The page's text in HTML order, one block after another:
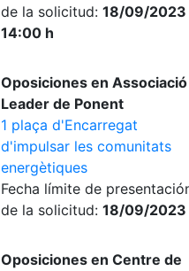
de la solicitud: 18/09/2023
14:00 h
Oposiciones en Associació
Leader de Ponent
1 plaça d'Encarregat
d'impulsar les comunitats
energètiques
Fecha límite de
de la solicitud: 18/09/2023
Oposiciones en Centre de